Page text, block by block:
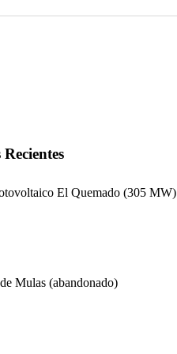
El Quemado (305 MW)
Mulas (abandonado)